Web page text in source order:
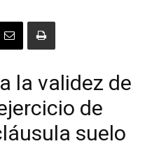
la validez de
de
suelo